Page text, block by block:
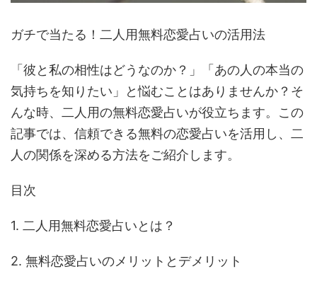
ガチで当たる！二人用無料恋愛占いの活用法
「彼と私の相性はどうなのか？」「あの人の本当の
気持ちを知りたい」と悩むことはありませんか？そ
んな時、二人用の無料恋愛占いが役立ちます。この
記事では、信頼できる無料の恋愛占いを活用し、二
人の関係を深める方法をご紹介します。
目次
1. 二人用無料恋愛占いとは？
2. 無料恋愛占いのメリットとデメリット